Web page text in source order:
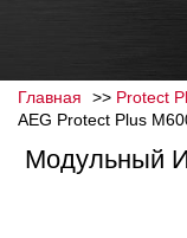
Главная
Protect
AEG Protect Plus
Модульный